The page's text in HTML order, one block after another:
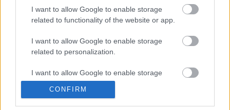
I want to allow Google to enable storage
related to functionality of the website or app.
I want to allow Google to enable storage
related to personalization.
I want to allow Google to enable storage
related to security, including authentication
functionality and fraud prevention, and other
user protection.
CONFIRM
A hozzászóláshoz be kell lépned!